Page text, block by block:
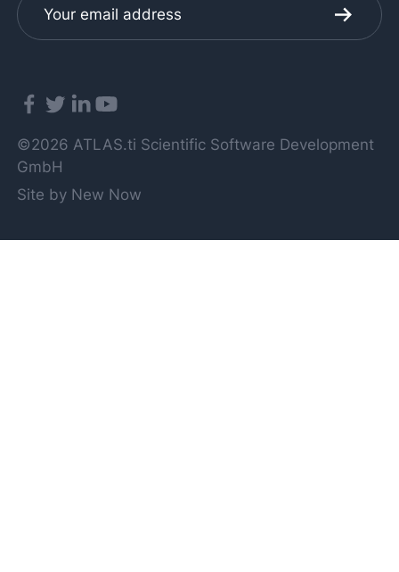
©2026 ATLAS.ti Scientific Software Development
GmbH
Site by New Now